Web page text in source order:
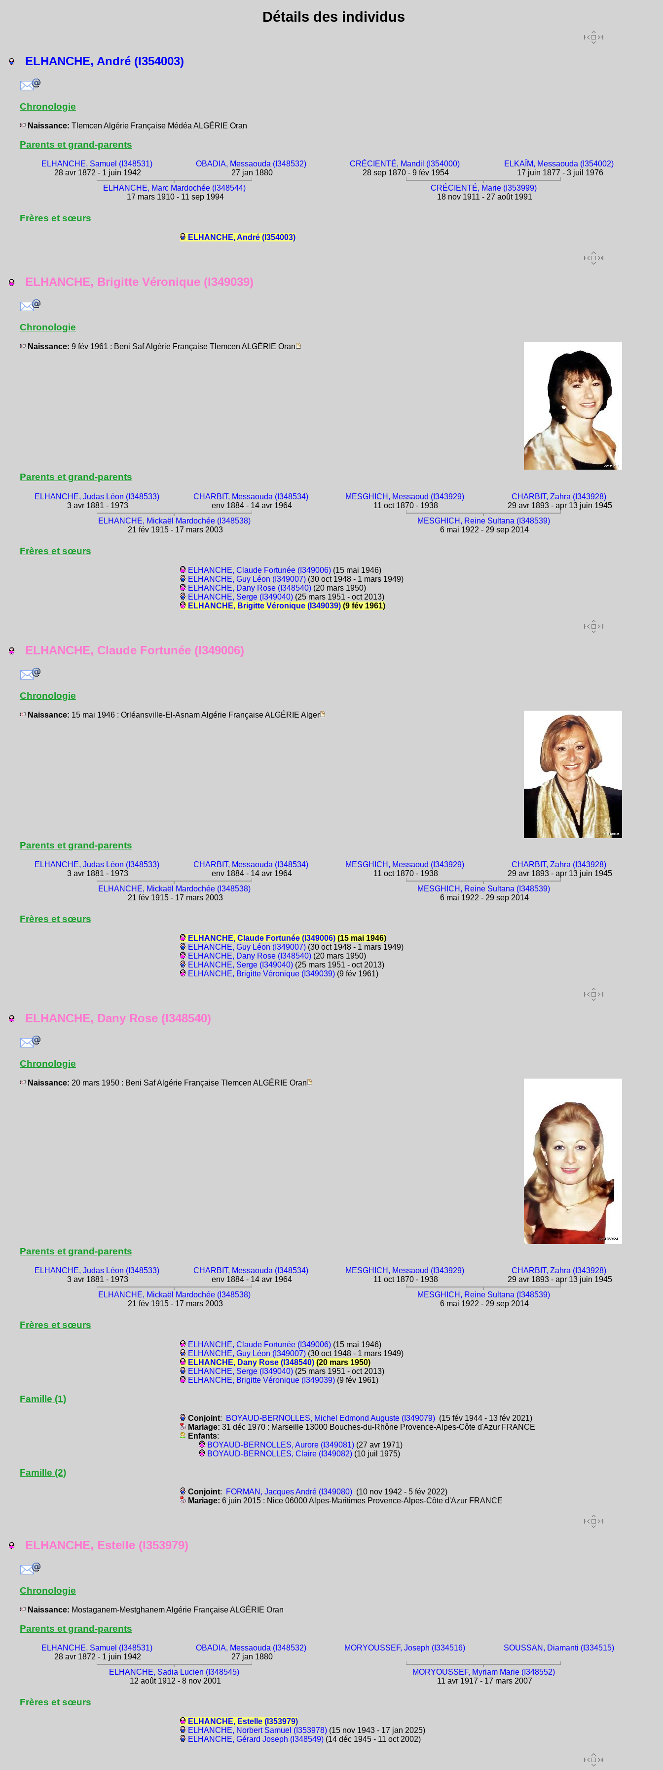
Détails des individus
ELHANCHE, André (I354003)
Chronologie
Naissance: Tlemcen Algérie Française Médéa ALGÉRIE Oran
Parents et grand-parents
ELHANCHE, Samuel (I348531)
28 avr 1872 - 1 juin 1942
OBADIA, Messaouda (I348532)
27 jan 1880
CRÉCIENTÉ, Mandil (I354000)
28 sep 1870 - 9 fév 1954
ELKAÏM, Messaouda (I354002)
17 juin 1877 - 3 juil 1976
ELHANCHE, Marc Mardochée (I348544)
17 mars 1910 - 11 sep 1994
CRÉCIENTÉ, Marie (I353999)
18 nov 1911 - 27 août 1991
Frères et sœurs
ELHANCHE, André (I354003)
ELHANCHE, Brigitte Véronique (I349039)
Chronologie
Naissance: 9 fév 1961 : Beni Saf Algérie Française Tlemcen ALGÉRIE Oran
Parents et grand-parents
ELHANCHE, Judas Léon (I348533)
3 avr 1881 - 1973
CHARBIT, Messaouda (I348534)
env 1884 - 14 avr 1964
MESGHICH, Messaoud (I343929)
11 oct 1870 - 1938
CHARBIT, Zahra (I343928)
29 avr 1893 - apr 13 juin 1945
ELHANCHE, Mickaël Mardochée (I348538)
21 fév 1915 - 17 mars 2003
MESGHICH, Reine Sultana (I348539)
6 mai 1922 - 29 sep 2014
Frères et sœurs
ELHANCHE, Claude Fortunée (I349006) (15 mai 1946)
ELHANCHE, Guy Léon (I349007) (30 oct 1948 - 1 mars 1949)
ELHANCHE, Dany Rose (I348540) (20 mars 1950)
ELHANCHE, Serge (I349040) (25 mars 1951 - oct 2013)
ELHANCHE, Brigitte Véronique (I349039) (9 fév 1961)
ELHANCHE, Claude Fortunée (I349006)
Chronologie
Naissance: 15 mai 1946 : Orléansville-El-Asnam Algérie Française ALGÉRIE Alger
Parents et grand-parents
ELHANCHE, Judas Léon (I348533)
3 avr 1881 - 1973
CHARBIT, Messaouda (I348534)
env 1884 - 14 avr 1964
MESGHICH, Messaoud (I343929)
11 oct 1870 - 1938
CHARBIT, Zahra (I343928)
29 avr 1893 - apr 13 juin 1945
ELHANCHE, Mickaël Mardochée (I348538)
21 fév 1915 - 17 mars 2003
MESGHICH, Reine Sultana (I348539)
6 mai 1922 - 29 sep 2014
Frères et sœurs
ELHANCHE, Claude Fortunée (I349006) (15 mai 1946)
ELHANCHE, Guy Léon (I349007) (30 oct 1948 - 1 mars 1949)
ELHANCHE, Dany Rose (I348540) (20 mars 1950)
ELHANCHE, Serge (I349040) (25 mars 1951 - oct 2013)
ELHANCHE, Brigitte Véronique (I349039) (9 fév 1961)
ELHANCHE, Dany Rose (I348540)
Chronologie
Naissance: 20 mars 1950 : Beni Saf Algérie Française Tlemcen ALGÉRIE Oran
Parents et grand-parents
ELHANCHE, Judas Léon (I348533)
3 avr 1881 - 1973
CHARBIT, Messaouda (I348534)
env 1884 - 14 avr 1964
MESGHICH, Messaoud (I343929)
11 oct 1870 - 1938
CHARBIT, Zahra (I343928)
29 avr 1893 - apr 13 juin 1945
ELHANCHE, Mickaël Mardochée (I348538)
21 fév 1915 - 17 mars 2003
MESGHICH, Reine Sultana (I348539)
6 mai 1922 - 29 sep 2014
Frères et sœurs
ELHANCHE, Claude Fortunée (I349006) (15 mai 1946)
ELHANCHE, Guy Léon (I349007) (30 oct 1948 - 1 mars 1949)
ELHANCHE, Dany Rose (I348540) (20 mars 1950)
ELHANCHE, Serge (I349040) (25 mars 1951 - oct 2013)
ELHANCHE, Brigitte Véronique (I349039) (9 fév 1961)
Famille (1)
Conjoint: BOYAUD-BERNOLLES, Michel Edmond Auguste (I349079) (15 fév 1944 - 13 fév 2021)
Mariage:31 déc 1970 : Marseille 13000 Bouches-du-Rhône Provence-Alpes-Côte d'Azur FRANCE
Enfants:
BOYAUD-BERNOLLES, Aurore (I349081) (27 avr 1971)
BOYAUD-BERNOLLES, Claire (I349082) (10 juil 1975)
Famille (2)
Conjoint: FORMAN, Jacques André (I349080) (10 nov 1942 - 5 fév 2022)
Mariage:6 juin 2015 : Nice 06000 Alpes-Maritimes Provence-Alpes-Côte d'Azur FRANCE
ELHANCHE, Estelle (I353979)
Chronologie
Naissance: Mostaganem-Mestghanem Algérie Française ALGÉRIE Oran
Parents et grand-parents
ELHANCHE, Samuel (I348531)
28 avr 1872 - 1 juin 1942
OBADIA, Messaouda (I348532)
27 jan 1880
MORYOUSSEF, Joseph (I334516) SOUSSAN, Diamanti (I334515)
ELHANCHE, Sadia Lucien (I348545)
12 août 1912 - 8 nov 2001
MORYOUSSEF, Myriam Marie (I348552)
11 avr 1917 - 17 mars 2007
Frères et sœurs
ELHANCHE, Estelle (I353979)
ELHANCHE, Norbert Samuel (I353978) (15 nov 1943 - 17 jan 2025)
ELHANCHE, Gérard Joseph (I348549) (14 déc 1945 - 11 oct 2002)